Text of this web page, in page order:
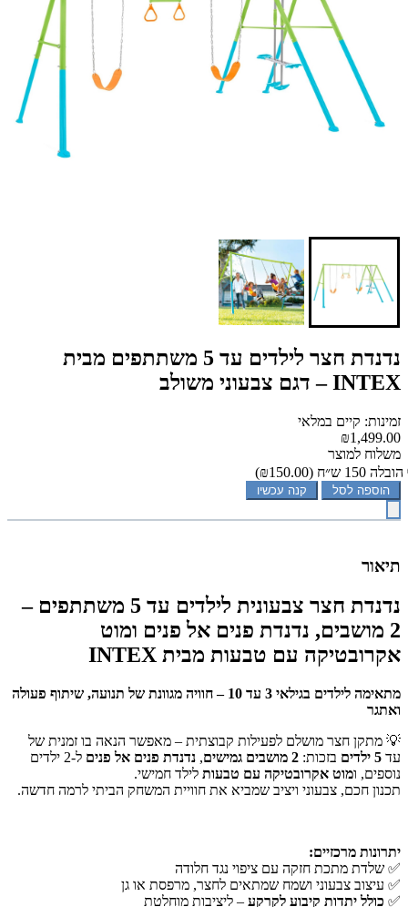
נדנדת חצר לילדים עד 5 משתתפים מבית
INTEX – דגם צבעוני משולב
זמינות: קיים במלאי
₪1,499.00
משלוח למוצר
הובלה 150 ש״ח
(₪150.00)
הוספה לסל קנה עכשיו
תיאור
נדנדת חצר צבעונית לילדים עד 5 משתתפים –
2 מושבים, נדנדת פנים אל פנים ומוט
אקרובטיקה עם טבעות מבית INTEX
מתאימה לילדים בגילאי 3 עד 10 – חוויה מגוונת של תנועה, שיתוף פעולה
ואתגר
💡 מתקן חצר מושלם לפעילות קבוצתית – מאפשר הנאה בו זמנית של
עד 5 ילדים בזכות: 2 מושבים גמישים , נדנדת פנים אל פנים
ל-2 ילדים
נוספים, ומוט אקרובטיקה עם טבעות לילד חמישי.
תכנון חכם, צבעוני ויציב שמביא את חוויית המשחק הביתי לרמה חדשה.
יתרונות מרכזיים:
✅ שלדת מתכת חזקה עם ציפוי נגד חלודה
✅ עיצוב צבעוני ושמח שמתאים לחצר, מרפסת או גן
✅ כולל יתדות קיבוע לקרקע – ליציבות מוחלטת